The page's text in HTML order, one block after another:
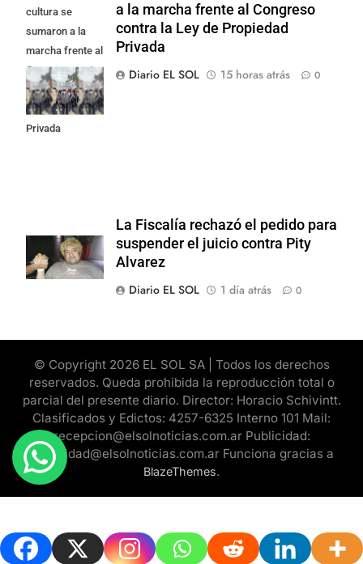
cultura se
sumaron a la
marcha frente al
Congreso contra
la Ley de
Propiedad
Privada
a la marcha frente al Congreso
contra la Ley de Propiedad
Privada
Diario EL SOL
15 horas atrás 0
La Fiscalía rechazó el pedido para
suspender el juicio contra Pity
Alvarez
Diario EL SOL
1 día atrás 0
© Copyright 2026 EL SOL SA | Todos los derechos
reservados. Queda prohibida la reproducción total o
parcial del presente diario. Director: Horacio Schivintt.
Clasificados y Edictos: 4257-6325 Interno 101 Mail:
recepcion@elsolnoticias.com.ar Publicidad:
publicidad@elsolnoticias.com.ar Funciona gracias a
BlazeThemes.